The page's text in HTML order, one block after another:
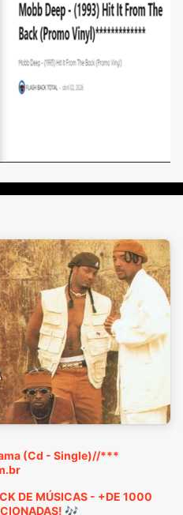
(Cd - Single)//***
DE MÚSICAS - +DE 1000
🎶